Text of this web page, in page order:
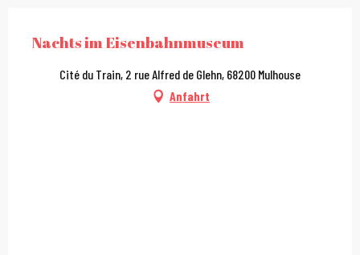
Nachts im Eisenbahnmuseum
Cité du Train, 2 rue Alfred de Glehn, 68200 Mulhouse
Anfahrt